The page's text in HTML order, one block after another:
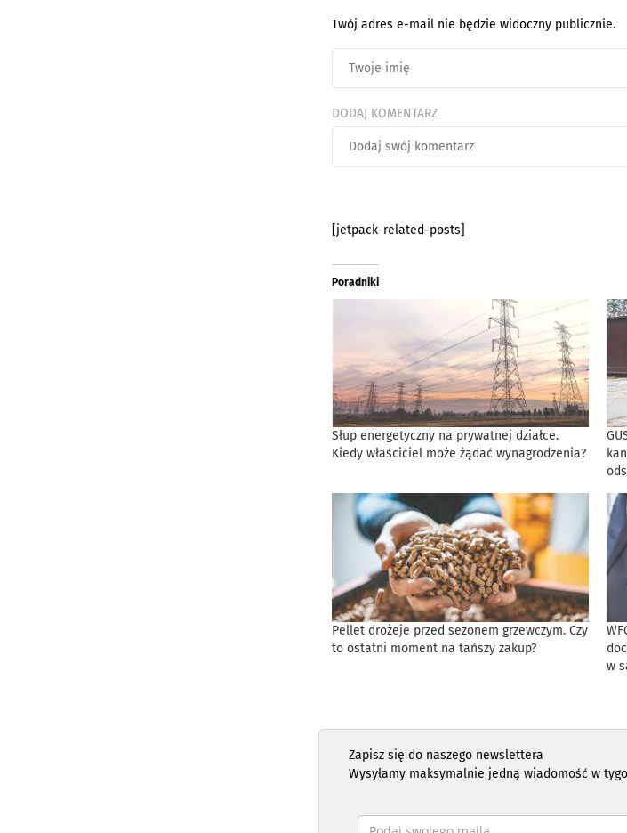
Twój adres e-mail nie będzie widoczny publicznie.
DODAJ KOMENTARZ
[jetpack-related-posts]
Poradniki
Słup energetyczny na prywatnej działce.
Kiedy właściciel może żądać wynagrodzenia?
Pellet drożeje przed sezonem grzewczym. Czy
to ostatni moment na tańszy zakup?
w
Zapisz się do naszego newslettera
Wysyłamy maksymalnie jedną wiadomość w